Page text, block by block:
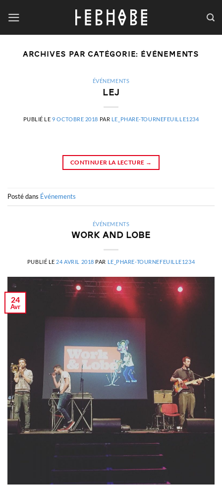
ARCHIVES PAR CATÉGORIE: ÉVÉNEMENTS
ÉVÉNEMENTS
LEJ
PUBLIÉ LE9 OCTOBRE 2018 PAR LE_PHARE-TOURNEFEUILLE1234
CONTINUER LA LECTURE →
Posté dans Événements
ÉVÉNEMENTS
Work and lobe
PUBLIÉ LE 24 AVRIL 2018 PAR LE_PHARE-TOURNEFEUILLE1234
24
Avr